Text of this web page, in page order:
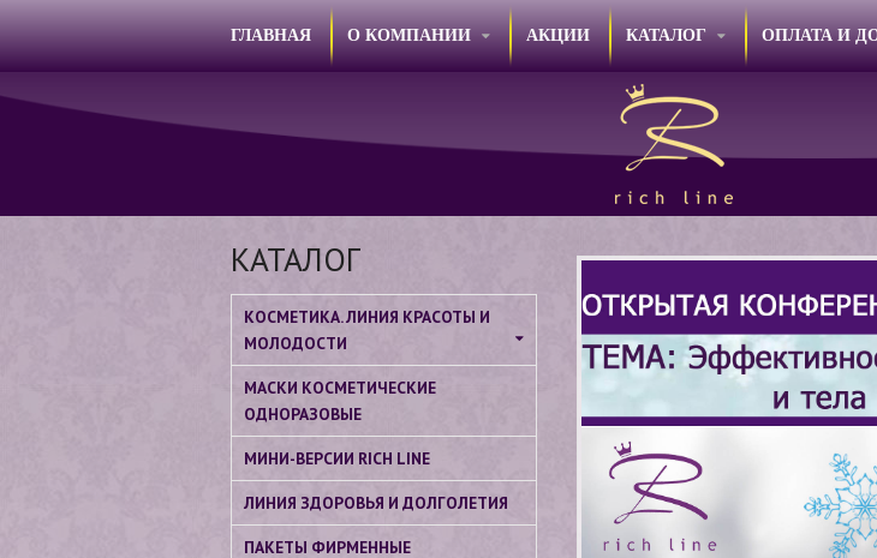
ГЛАВНАЯ О КОМПАНИИ АКЦИИ КАТАЛОГ ОПЛАТА И
КАТАЛОГ
КОСМЕТИКА. ЛИНИЯ КРАСОТЫ И
МОЛОДОСТИ
МАСКИ КОСМЕТИЧЕСКИЕ
ОДНОРАЗОВЫЕ
МИНИ-ВЕРСИИ RICH LINE
ЛИНИЯ ЗДОРОВЬЯ И ДОЛГОЛЕТИЯ
ПАКЕТЫ ФИРМЕННЫЕ